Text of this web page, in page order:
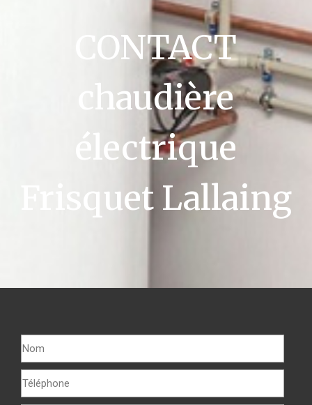
CONTACT
chaudière
électrique
Frisquet Lallaing